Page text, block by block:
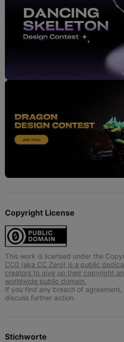
Copyright License
This work is licensed under the
CC0 (aka CC Zero) is a public
creators to give up their copyright
worldwide public domain.
If you find any breach of
discuss further action.
Stichworte